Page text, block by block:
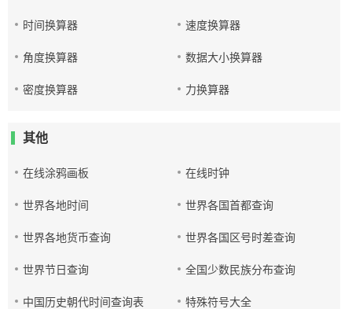
时间换算器 速度换算器
角度换算器 数据大小换算器
密度换算器 力换算器
其他
在线涂鸦画板 在线时钟
世界各地时间 世界各国首都查询
世界各地货币查询 世界各国区号时差查询
世界节日查询 全国少数民族分布查询
中国历史朝代时间查询表 特殊符号大全